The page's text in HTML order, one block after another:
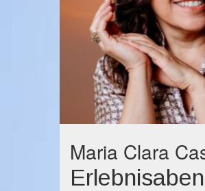
Maria Clara